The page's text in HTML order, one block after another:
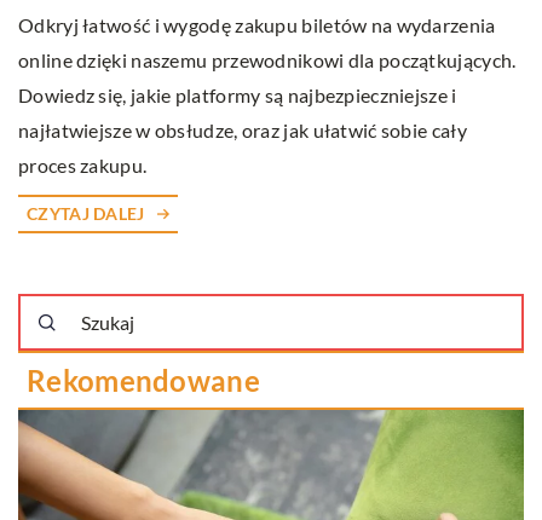
Odkryj łatwość i wygodę zakupu biletów na wydarzenia
online dzięki naszemu przewodnikowi dla początkujących.
Dowiedz się, jakie platformy są najbezpieczniejsze i
najłatwiejsze w obsłudze, oraz jak ułatwić sobie cały
proces zakupu.
CZYTAJ DALEJ
Rekomendowane